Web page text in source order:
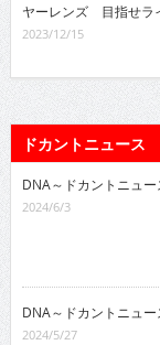
ヤーレンズ 目指せラ
2023/12/15
ドカントニュース
DNA～ドカントニュ
2024/6/3
DNA～ドカントニュ
2024/5/27